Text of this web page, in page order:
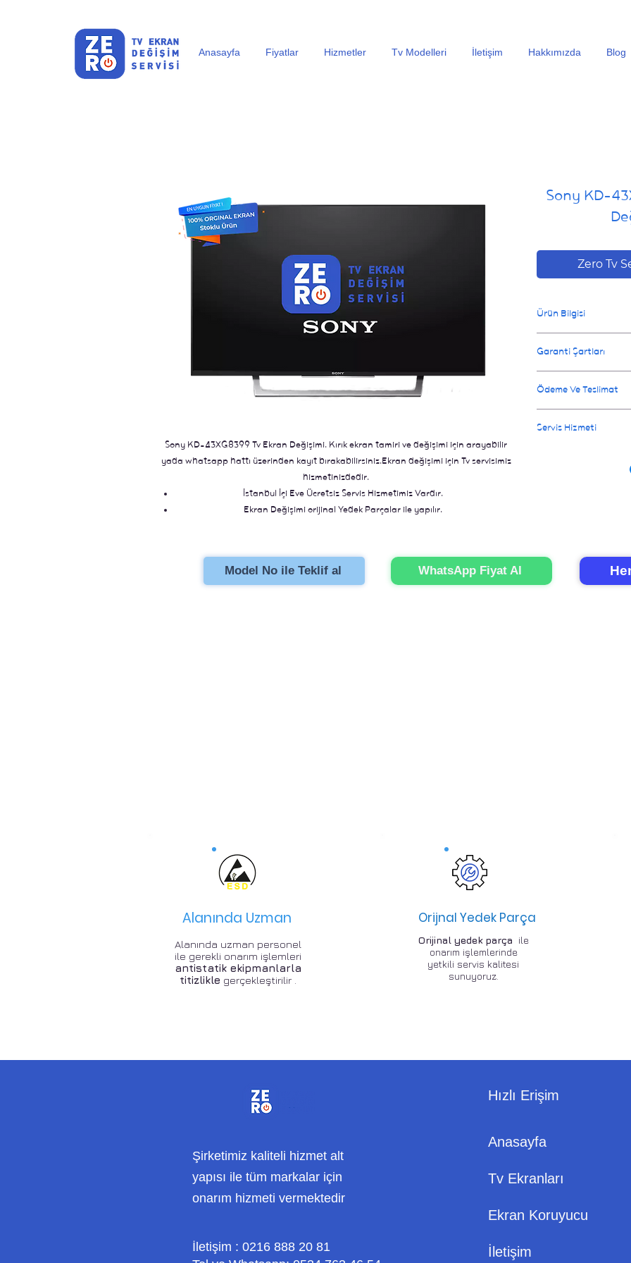
Anasayfa Fiyatlar Hizmetler Tv Modelleri İletişim Hakkımızda Blog
Sony KD-43XG8399 Tv Ekran Değişimi. Kırık ekran tamiri ve değişimi için arayabilir
yada whatsapp hattı üzerinden kayıt bırakabilirsiniz.Ekran değişimi için Tv servisimiz
hizmetinizdedir.
İstanbul İçi Eve Ücretsiz Servis Hizmetimiz Vardır.
Ekran Değişimi orijinal Yedek Parçalar ile yapılır.
Sony KD-
Zero Tv
Ürün Bilgisi
değiştirildiğin de
televizyon gibi olur.
için 3 iş günüdür.
Garanti Şartları
Ay garanti verilir.
Ödeme Ve Teslimat
İl dışı gönderimler
Servis Hizmeti
için bizi aramanız
Model No ile Teklif al WhatsApp Fiyat Al
Alanında Uzman
Alanında uzman personel
ile gerekli onarım işlemleri
antistatik ekipmanlarla
titizlikle gerçekleştirilir .
Orijnal Yedek Parça
Orijinal yedek parça ile
onarım işlemlerinde
yetkili servis kalitesi
sunuyoruz.
Şirketimiz kaliteli hizmet alt
yapısı ile tüm markalar için
onarım hizmeti vermektedir
İletişim : 0216 888 20 81
Hızlı Erişim
Anasayfa
Tv Ekranları
Ekran Koruyucu
İletişim